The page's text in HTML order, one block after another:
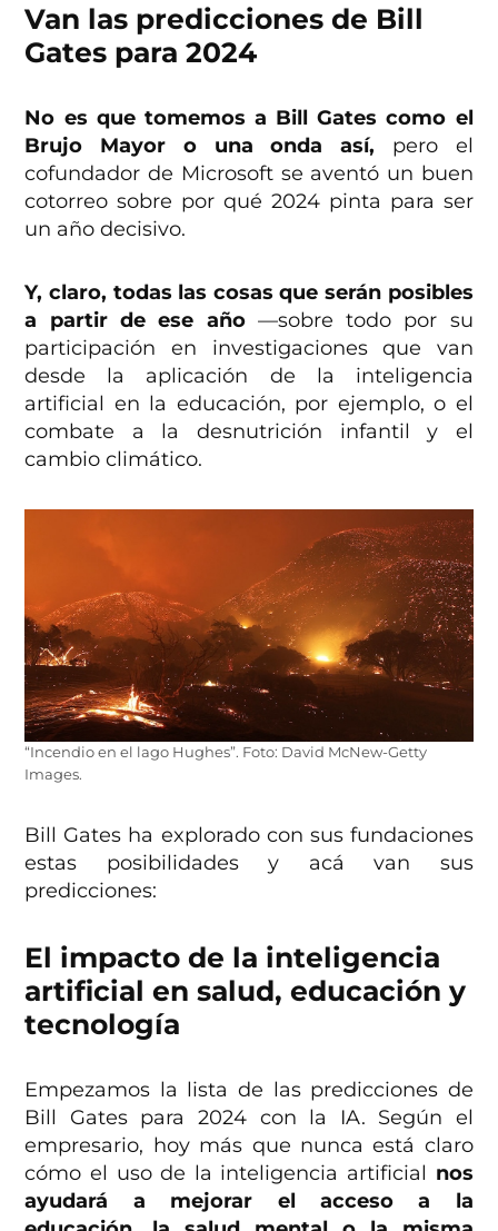
Van las predicciones de Bill
Gates para 2024
No es que tomemos a Bill Gates como el
Brujo Mayor o una onda así, pero el
cofundador de Microsoft se aventó un buen
cotorreo sobre por qué 2024 pinta para ser
un año decisivo.
Y, claro, todas las cosas que serán posibles
a partir de ese año—sobre todo por su
participación en investigaciones que van
desde la aplicación de la inteligencia
artificial en la educación, por ejemplo, o el
combate a la desnutrición infantil y el
cambio climático.
“Incendio en el lago Hughes”. Foto: David McNew-Getty
Images.
Bill Gates ha explorado con sus fundaciones
estas posibilidades y acá van sus
predicciones:
El impacto de la inteligencia
artificial en salud, educación y
tecnología
Empezamos la lista de las predicciones de
Bill Gates para 2024 con la IA. Según el
empresario, hoy más que nunca está claro
cómo el uso de la inteligencia artificial nos
ayudará a mejorar el acceso a la